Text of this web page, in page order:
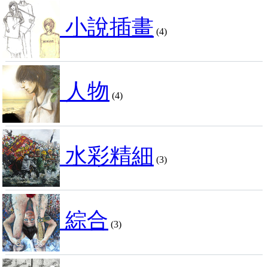
小說插畫 (4)
人物 (4)
水彩精細 (3)
綜合 (3)